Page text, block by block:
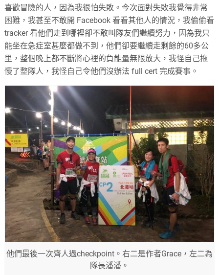
喜歡冒險的人，因為我很怕失敗。今次面對失敗我覺得非常
困難，我甚至不敢開 Facebook 看看其他人的情況，我偷偷看
tracker 看他們走到哪裡卻不敢叫隊友們繼續努力，因為我只
能坐在急症室甚麼都做不到，他們卻要繼續走剩餘的60多公
里，整個晚上都不斷將心裡的負能量無限放大，我怪自己拖
慢了整隊人，我怪自己令他們沒辦法 full cert 完成賽事。
他們最後一次齊人過checkpoint。右二是作者Grace，左二為
隊長潘潘。